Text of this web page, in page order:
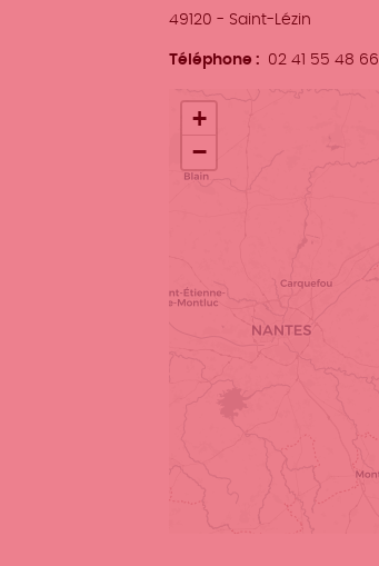
Ville
49120 - Saint-Lézin
Téléphone 02 41 55 48 66
Localisation
+
−